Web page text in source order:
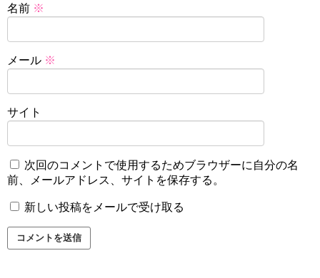
名前 ※
メール ※
サイト
次回のコメントで使用するためブラウザーに自分の名
前、メールアドレス、サイトを保存する。
新しい投稿をメールで受け取る